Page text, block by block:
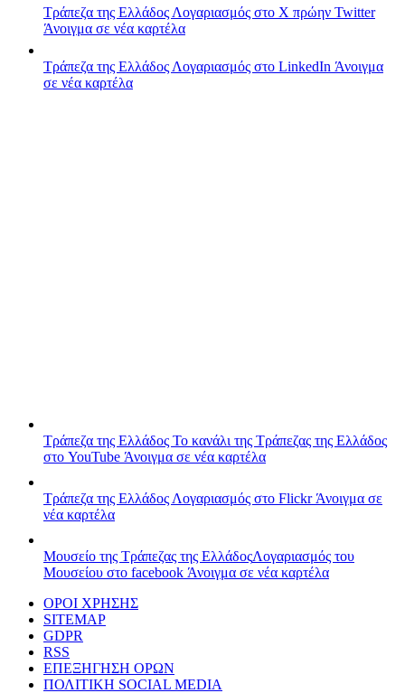
Τράπεζα της Ελλάδος Λογαριασμός στο X πρώην Twitter
Άνοιγμα σε νέα καρτέλα
Τράπεζα της Ελλάδος Λογαριασμός στο LinkedIn Άνοιγμα
σε νέα καρτέλα
Τράπεζα της Ελλάδος Το κανάλι της Τράπεζας της Ελλάδος
στο YouTube Άνοιγμα σε νέα καρτέλα
Τράπεζα της Ελλάδος Λογαριασμός στο FlickrΆνοιγμα σε
νέα καρτέλα
Μουσείο της Τράπεζας της ΕλλάδοςΛογαριασμός του
Μουσείου στο facebook Άνοιγμα σε νέα καρτέλα
ΟΡΟΙ ΧΡΗΣΗΣ
SITEMAP
GDPR
RSS
ΕΠΕΞΗΓΗΣΗ ΟΡΩΝ
ΠΟΛΙΤΙΚΗ SOCIAL MEDIA